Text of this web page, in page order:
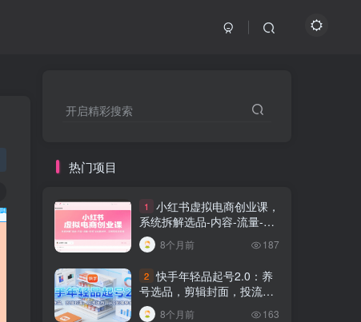
开启精彩搜索
热门项目
1
小红书虚拟电商创业课，
系统拆解选品-内容-流量-变
现，实现零成本变现
8个月前 187
2 快手年轻品起号2.0：养
号选品，剪辑封面，投流技
巧，从0到爆单全流程
8个月前 163